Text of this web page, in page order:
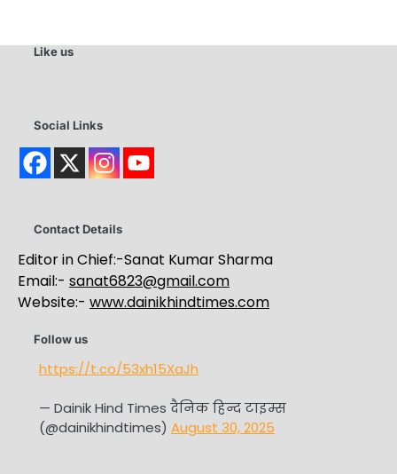
Like us
Social Links
Contact Details
Editor in Chief:-Sanat Kumar Sharma
Email:- sanat6823@gmail.com
Website:- www.dainikhindtimes.com
Follow us
https://t.co/53xh15XaJh
— Dainik Hind Times दैनिक हिन्द टाइम्स
(@dainikhindtimes) August 30, 2025